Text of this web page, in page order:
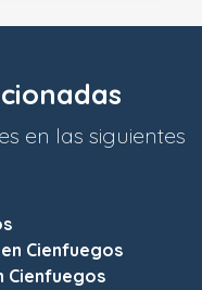
en las siguientes
Cienfuegos
Cienfuegos